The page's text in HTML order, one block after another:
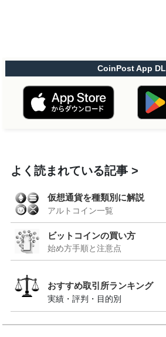
CoinPost App DL
よく読まれている記事
仮想通貨を種類別に解説
アルトコイン一覧
ビットコインの買い方
始め方手順と注意点
おすすめ取引所ランキング
実績・評判・目的別